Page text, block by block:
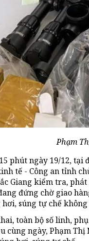
Phạm
phút ngày 19/12,
tế - Công an tỉnh
Giang kiểm tra, phát
đứng chờ giao
hơi, súng tự chế
toàn bộ số linh,
cùng ngày, Phạm